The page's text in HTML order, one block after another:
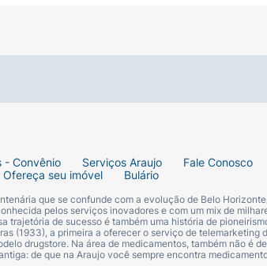
- Convênio Serviços Araujo
Fale Conosco
Ofereça seu imóvel Bulário
que se confunde com a evolução de Belo
pelos serviços inovadores e com um mix de
trajetória de sucesso é também uma história de
(1933), a primeira a oferecer o serviço de telemarketing
drugstore. Na área de medicamentos, também não é
de que na Araujo você sempre encontra